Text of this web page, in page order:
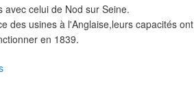
avec celui de Nod sur Seine.
des usines à l'Anglaise,leurs capacités
en 1839.